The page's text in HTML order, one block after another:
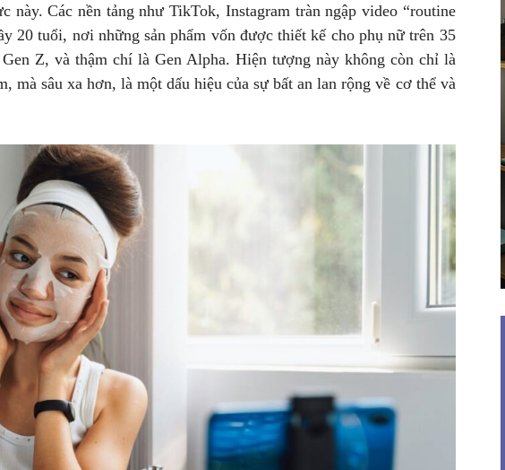
này. Các nền tảng như TikTok, Instagram tràn ngập video “routine
20 tuổi, nơi những sản phẩm vốn được thiết kế cho phụ nữ trên 35
Z, và thậm chí là Gen Alpha. Hiện tượng này không còn chỉ là
mà sâu xa hơn, là một dấu hiệu của sự bất an lan rộng về cơ thể và